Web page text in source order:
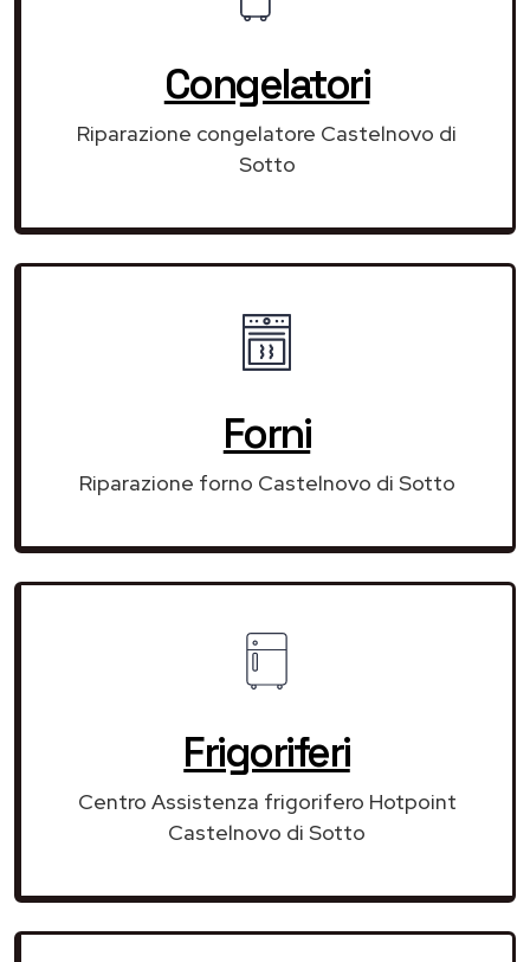
Congelatori
Riparazione congelatore Castelnovo di
Sotto
Forni
Riparazione forno Castelnovo di Sotto
Frigoriferi
Centro Assistenza frigorifero Hotpoint
Castelnovo di Sotto